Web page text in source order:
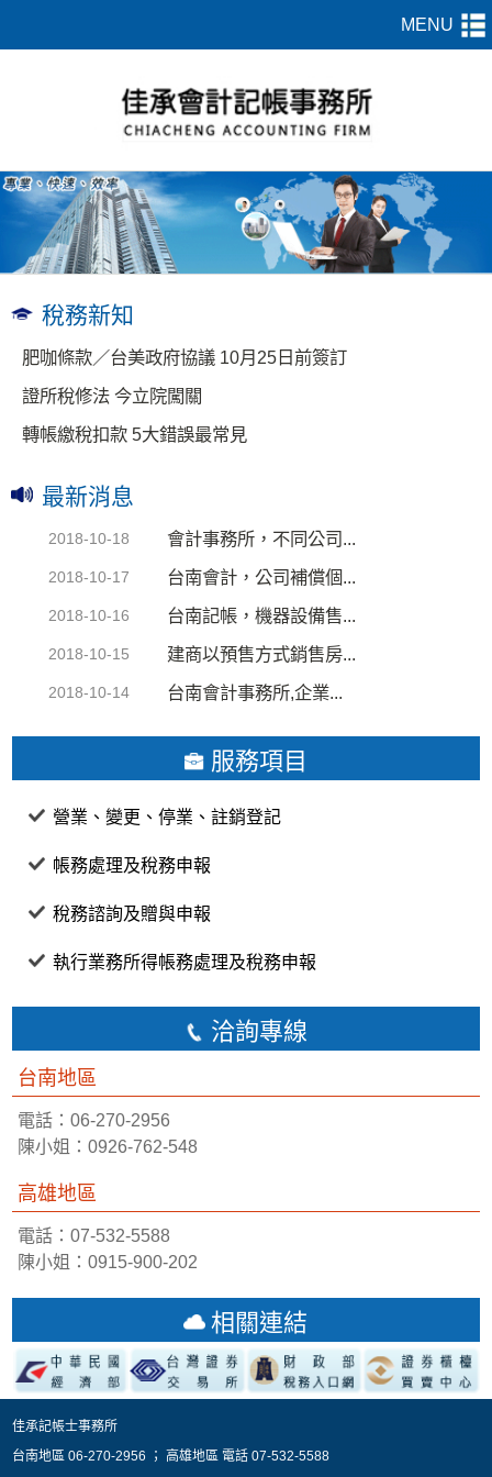
稅務新知
肥咖條款／台美政府協議 10月25日前簽訂
證所稅修法 今立院闖關
轉帳繳稅扣款 5大錯誤最常見
最新消息
2018-10-18 會計事務所，不同公司...
2018-10-17 台南會計，公司補償個...
2018-10-16 台南記帳，機器設備售...
2018-10-15 建商以預售方式銷售房...
2018-10-14 台南會計事務所,企業...
服務項目
營業、變更、停業、註銷登記
帳務處理及稅務申報
稅務諮詢及贈與申報
執行業務所得帳務處理及稅務申報
洽詢專線
台南地區
電話：06-270-2956
陳小姐：0926-762-548
高雄地區
電話：07-532-5588
陳小姐：0915-900-202
相關連結
佳承記帳士事務所
台南地區 06-270-2956 ； 高雄地區 電話 07-532-5588